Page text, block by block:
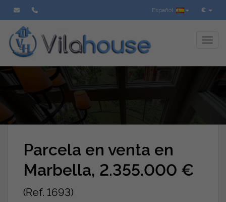
€
Español
Parcela en venta en
Marbella, 2.355.000 €
(Ref. 1693)